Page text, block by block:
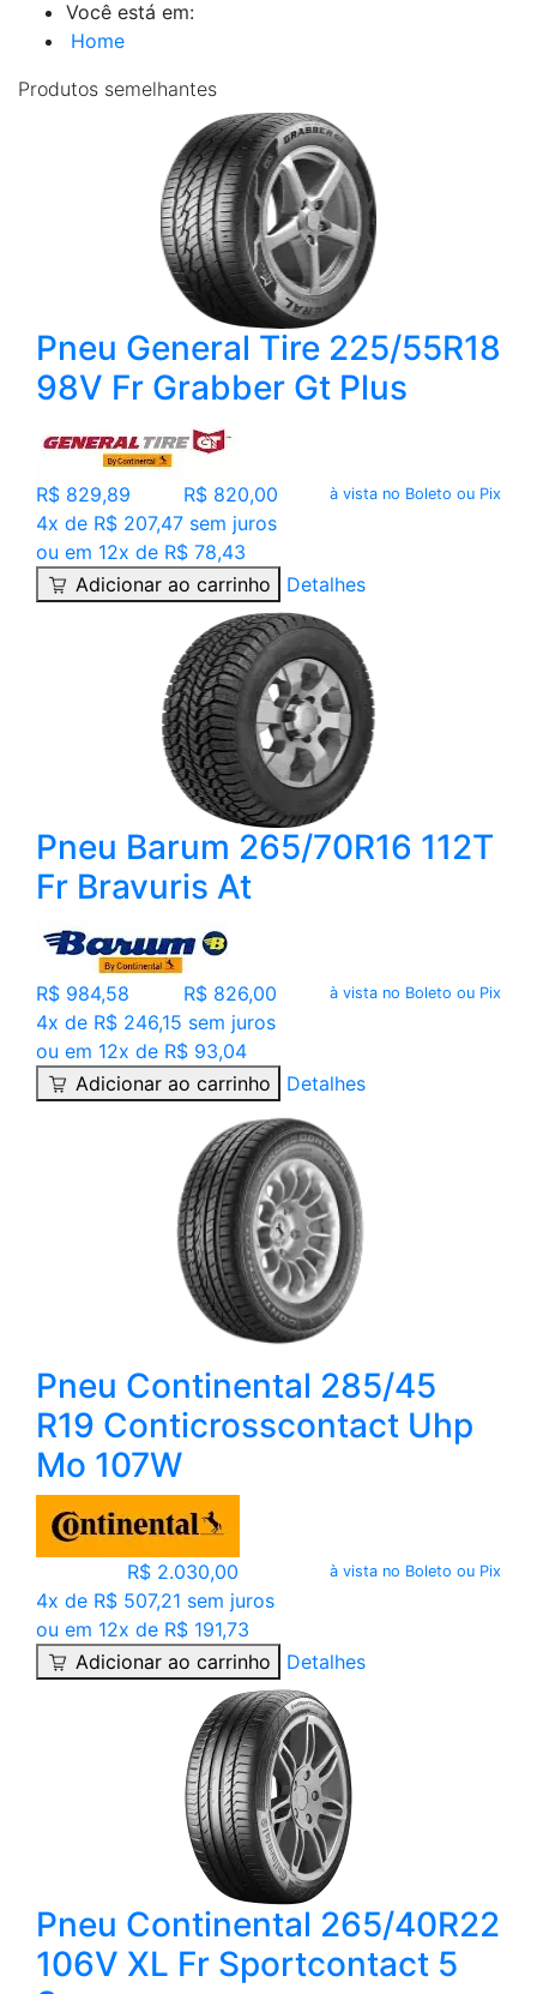
Você está em:
Home
Produtos semelhantes
Pneu General Tire 225/55R18
98V Fr Grabber Gt Plus
R$ 829,89 R$ 820,00 à vista no Boleto ou Pix
4x de R$ 207,47 sem juros
ou em 12x de R$ 78,43
Adicionar ao carrinho
Detalhes
Pneu Barum 265/70R16 112T
Fr Bravuris At
R$ 984,58 R$ 826,00 à vista no Boleto ou Pix
4x de R$ 246,15 sem juros
ou em 12x de R$ 93,04
Adicionar ao carrinho
Detalhes
Pneu Continental 285/45
R19 Conticrosscontact Uhp
Mo 107W
R$ 2.030,00 à vista no Boleto ou Pix
4x de R$ 507,21 sem juros
ou em 12x de R$ 191,73
Adicionar ao carrinho
Detalhes
Pneu Continental 265/40R22
106V XL Fr Sportcontact 5